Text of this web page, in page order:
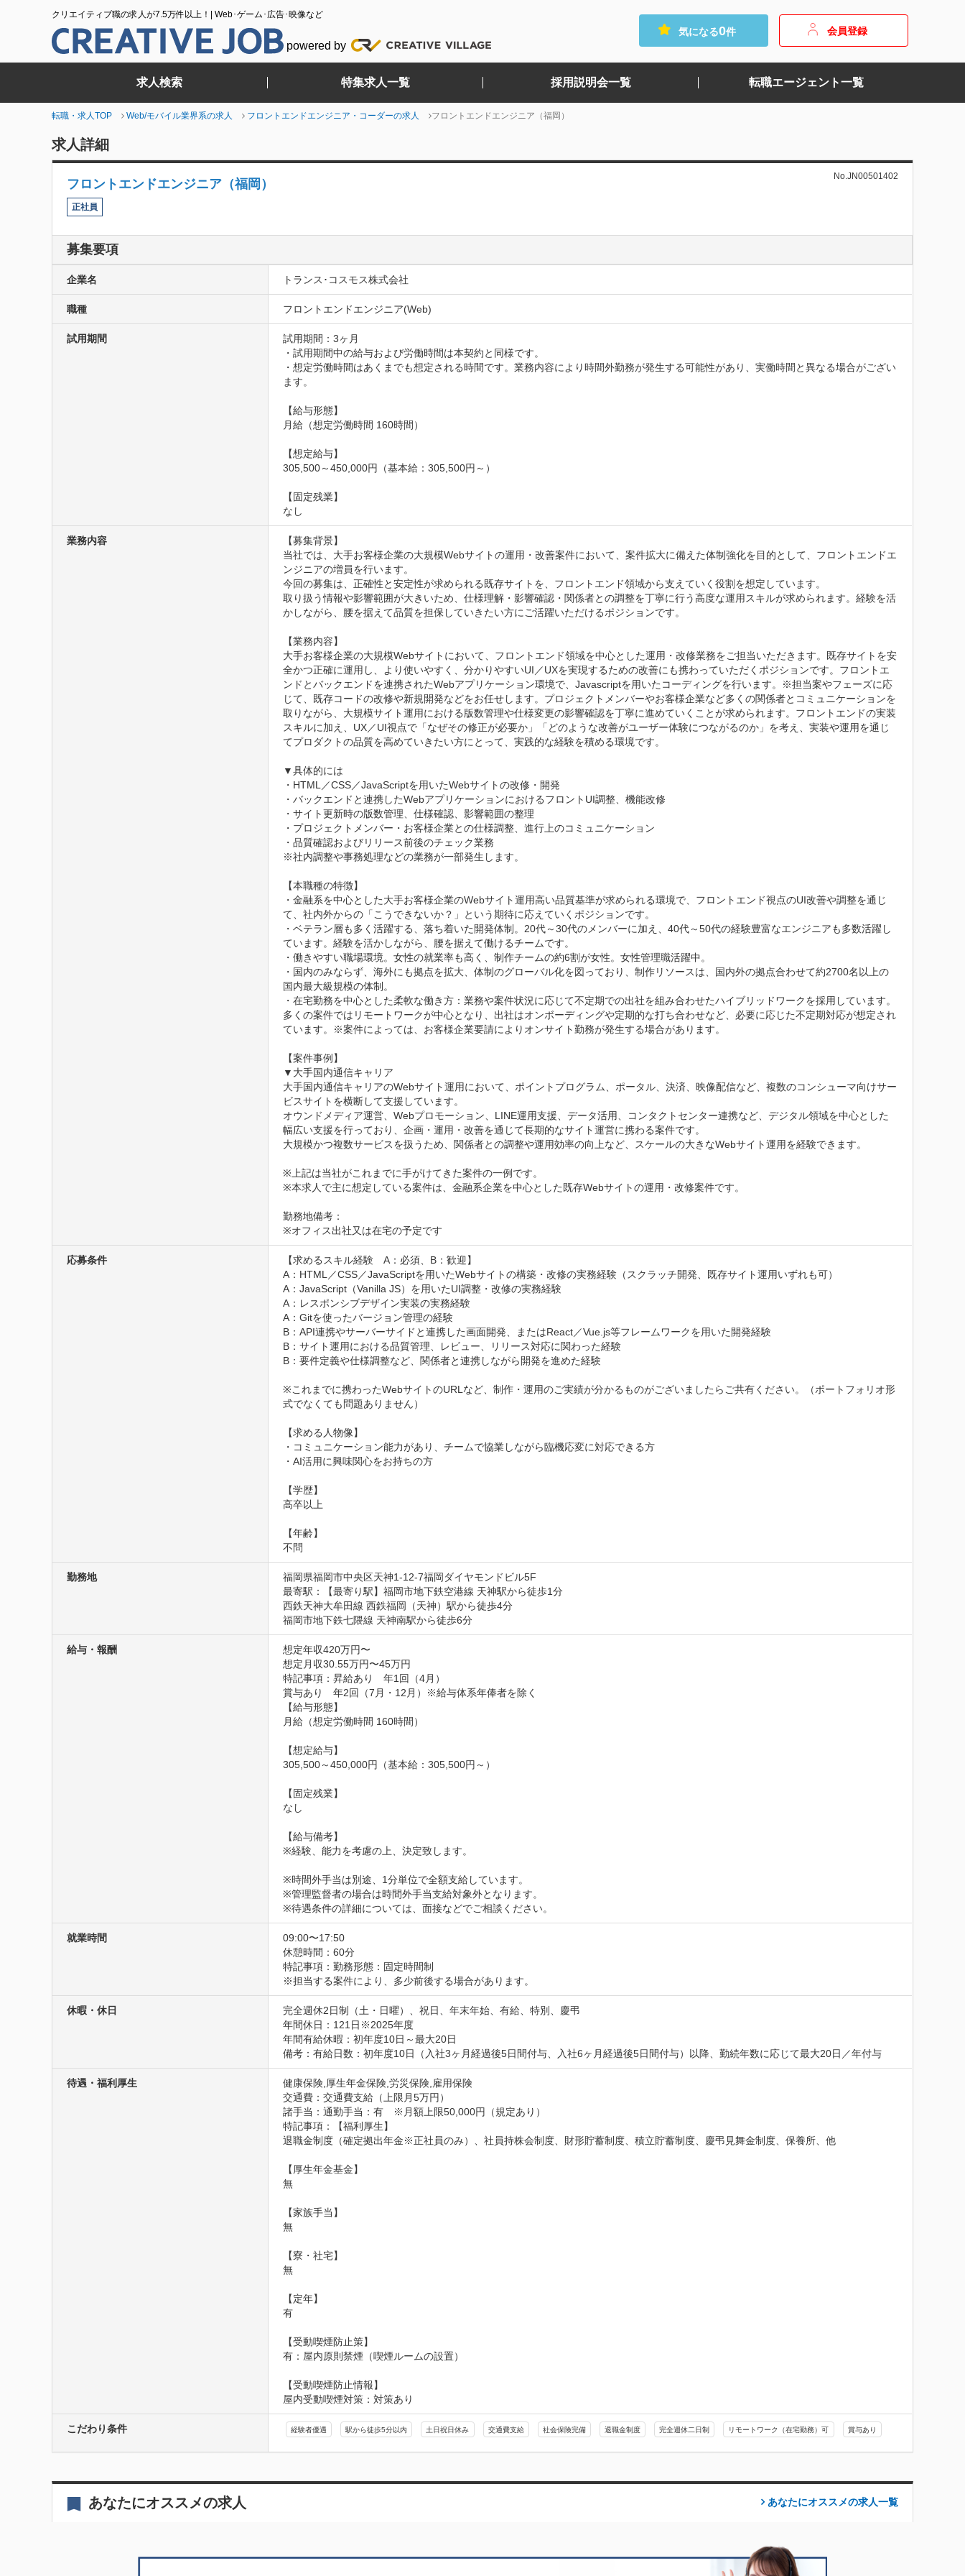
クリエイティブ職の求人が7.5万件以上！| Web･ゲーム･広告･映像など
powered by
気になる0件 会員登録
求人検索 特集求人一覧 採用説明会一覧 転職エージェント一覧
転職・求人TOP Web/モバイル業界系の求人 フロントエンドエンジニア・コーダーの求人 フロントエンドエンジニア（福岡）
求人詳細
フロントエンドエンジニア（福岡）
No.JN00501402
正社員
募集要項
企業名 トランス･コスモス株式会社
職種 フロントエンドエンジニア(Web)
試用期間
試用期間：3ヶ月
・試用期間中の給与および労働時間は本契約と同様です。
・想定労働時間はあくまでも想定される時間です。業務内容により時間外勤務が発生する可能性があり、実働時間と異なる場合がござい
ます。
【給与形態】
月給（想定労働時間 160時間）
【想定給与】
305,500～450,000円（基本給：305,500円～）
【固定残業】
なし
業務内容
【募集背景】
当社では、大手お客様企業の大規模Webサイトの運用・改善案件において、案件拡大に備えた体制強化を目的として、フロントエンドエ
ンジニアの増員を行います。
今回の募集は、正確性と安定性が求められる既存サイトを、フロントエンド領域から支えていく役割を想定しています。
取り扱う情報や影響範囲が大きいため、仕様理解・影響確認・関係者との調整を丁寧に行う高度な運用スキルが求められます。経験を活
かしながら、腰を据えて品質を担保していきたい方にご活躍いただけるポジションです。
【業務内容】
大手お客様企業の大規模Webサイトにおいて、フロントエンド領域を中心とした運用・改修業務をご担当いただきます。既存サイトを安
全かつ正確に運用し、より使いやすく、分かりやすいUI／UXを実現するための改善にも携わっていただくポジションです。フロントエ
ンドとバックエンドを連携されたWebアプリケーション環境で、Javascriptを用いたコーディングを行います。※担当案やフェーズに応
じて、既存コードの改修や新規開発などをお任せします。プロジェクトメンバーやお客様企業など多くの関係者とコミュニケーションを
取りながら、大規模サイト運用における版数管理や仕様変更の影響確認を丁寧に進めていくことが求められます。フロントエンドの実装
スキルに加え、UX／UI視点で「なぜその修正が必要か」「どのような改善がユーザー体験につながるのか」を考え、実装や運用を通じ
てプロダクトの品質を高めていきたい方にとって、実践的な経験を積める環境です。
▼具体的には
・HTML／CSS／JavaScriptを用いたWebサイトの改修・開発
・バックエンドと連携したWebアプリケーションにおけるフロントUI調整、機能改修
・サイト更新時の版数管理、仕様確認、影響範囲の整理
・プロジェクトメンバー・お客様企業との仕様調整、進行上のコミュニケーション
・品質確認およびリリース前後のチェック業務
※社内調整や事務処理などの業務が一部発生します。
【本職種の特徴】
・金融系を中心とした大手お客様企業のWebサイト運用高い品質基準が求められる環境で、フロントエンド視点のUI改善や調整を通じ
て、社内外からの「こうできないか？」という期待に応えていくポジションです。
・ベテラン層も多く活躍する、落ち着いた開発体制。20代～30代のメンバーに加え、40代～50代の経験豊富なエンジニアも多数活躍し
ています。経験を活かしながら、腰を据えて働けるチームです。
・働きやすい職場環境。女性の就業率も高く、制作チームの約6割が女性。女性管理職活躍中。
・国内のみならず、海外にも拠点を拡大、体制のグローバル化を図っており、制作リソースは、国内外の拠点合わせて約2700名以上の
国内最大級規模の体制。
・在宅勤務を中心とした柔軟な働き方：業務や案件状況に応じて不定期での出社を組み合わせたハイブリッドワークを採用しています。
多くの案件ではリモートワークが中心となり、出社はオンボーディングや定期的な打ち合わせなど、必要に応じた不定期対応が想定され
ています。※案件によっては、お客様企業要請によりオンサイト勤務が発生する場合があります。
【案件事例】
▼大手国内通信キャリア
大手国内通信キャリアのWebサイト運用において、ポイントプログラム、ポータル、決済、映像配信など、複数のコンシューマ向けサー
ビスサイトを横断して支援しています。
オウンドメディア運営、Webプロモーション、LINE運用支援、データ活用、コンタクトセンター連携など、デジタル領域を中心とした
幅広い支援を行っており、企画・運用・改善を通じて長期的なサイト運営に携わる案件です。
大規模かつ複数サービスを扱うため、関係者との調整や運用効率の向上など、スケールの大きなWebサイト運用を経験できます。
※上記は当社がこれまでに手がけてきた案件の一例です。
※本求人で主に想定している案件は、金融系企業を中心とした既存Webサイトの運用・改修案件です。
勤務地備考：
※オフィス出社又は在宅の予定です
応募条件
【求めるスキル経験　A：必須、B：歓迎】
A：HTML／CSS／JavaScriptを用いたWebサイトの構築・改修の実務経験（スクラッチ開発、既存サイト運用いずれも可）
A：JavaScript（Vanilla JS）を用いたUI調整・改修の実務経験
A：レスポンシブデザイン実装の実務経験
A：Gitを使ったバージョン管理の経験
B：API連携やサーバーサイドと連携した画面開発、またはReact／Vue.js等フレームワークを用いた開発経験
B：サイト運用における品質管理、レビュー、リリース対応に関わった経験
B：要件定義や仕様調整など、関係者と連携しながら開発を進めた経験
※これまでに携わったWebサイトのURLなど、制作・運用のご実績が分かるものがございましたらご共有ください。（ポートフォリオ形
式でなくても問題ありません）
【求める人物像】
・コミュニケーション能力があり、チームで協業しながら臨機応変に対応できる方
・AI活用に興味関心をお持ちの方
【学歴】
高卒以上
【年齢】
不問
勤務地
福岡県福岡市中央区天神1-12-7福岡ダイヤモンドビル5F
最寄駅：【最寄り駅】福岡市地下鉄空港線 天神駅から徒歩1分
西鉄天神大牟田線 西鉄福岡（天神）駅から徒歩4分
福岡市地下鉄七隈線 天神南駅から徒歩6分
給与・報酬
想定年収420万円〜
想定月収30.55万円〜45万円
特記事項：昇給あり　年1回（4月）
賞与あり　年2回（7月・12月）※給与体系年俸者を除く
【給与形態】
月給（想定労働時間 160時間）
【想定給与】
305,500～450,000円（基本給：305,500円～）
【固定残業】
なし
【給与備考】
※経験、能力を考慮の上、決定致します。
※時間外手当は別途、1分単位で全額支給しています。
※管理監督者の場合は時間外手当支給対象外となります。
※待遇条件の詳細については、面接などでご相談ください。
就業時間
09:00〜17:50
休憩時間：60分
特記事項：勤務形態：固定時間制
※担当する案件により、多少前後する場合があります。
休暇・休日
完全週休2日制（土・日曜）、祝日、年末年始、有給、特別、慶弔
年間休日：121日※2025年度
年間有給休暇：初年度10日～最大20日
備考：有給日数：初年度10日（入社3ヶ月経過後5日間付与、入社6ヶ月経過後5日間付与）以降、勤続年数に応じて最大20日／年付与
待遇・福利厚生
健康保険,厚生年金保険,労災保険,雇用保険
交通費：交通費支給（上限月5万円）
諸手当：通勤手当：有　※月額上限50,000円（規定あり）
特記事項：【福利厚生】
退職金制度（確定拠出年金※正社員のみ）、社員持株会制度、財形貯蓄制度、積立貯蓄制度、慶弔見舞金制度、保養所、他
【厚生年金基金】
無
【家族手当】
無
【寮・社宅】
無
【定年】
有
【受動喫煙防止策】
有：屋内原則禁煙（喫煙ルームの設置）
【受動喫煙防止情報】
屋内受動喫煙対策：対策あり
こだわり条件 経験者優遇 駅から徒歩5分以内 土日祝日休み 交通費支給 社会保険完備 退職金制度 完全週休二日制 リモートワーク（在宅勤務）可 賞与あり
あなたにオススメの求人 あなたにオススメの求人一覧